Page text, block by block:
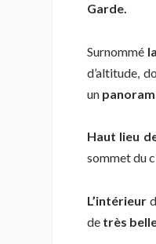
Garde.
Surnommé
d’altitude,
un
Haut lieu
sommet du
L’intérieur
de très